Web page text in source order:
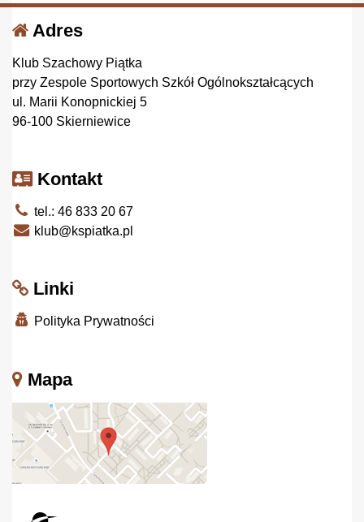
Adres
Klub Szachowy Piątka
przy Zespole Sportowych Szkół Ogólnokształcących
ul. Marii Konopnickiej 5
96-100 Skierniewice
Kontakt
tel.: 46 833 20 67
klub@kspiatka.pl
Linki
Polityka Prywatności
Mapa